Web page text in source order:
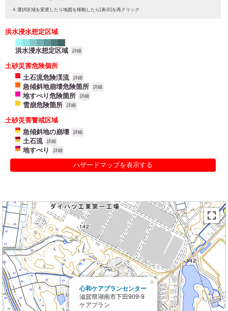
選択区域を変更したり地図を移動したら[表示]を再クリック
洪水浸水想定区域
洪水浸水想定区域 詳細
土砂災害危険個所
土石流危険渓流
詳細
急傾斜地崩壊危険箇所 詳細
地すべり危険箇所 詳細
雪崩危険箇所 詳細
土砂災害警戒区域
急傾斜地の崩壊
詳細
土石流 詳細
地すべり 詳細
ハザードマップを表示する
心和ケアプランセンター
滋賀県湖南市下田909-9
ケアプラン
×